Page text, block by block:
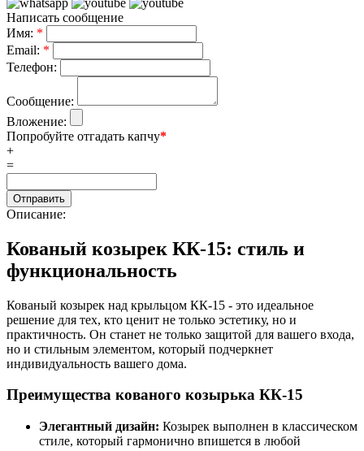
Написать сообщение
Имя: *
Email: *
Телефон:
Сообщение:
Вложение:
Попробуйте отгадать капчу*
+
=
Описание:
Кованый козырек КК-15: стиль и
функциональность
Кованый козырек над крыльцом КК-15 - это идеальное
решение для тех, кто ценит не только эстетику, но и
практичность. Он станет не только защитой для вашего входа,
но и стильным элементом, который подчеркнет
индивидуальность вашего дома.
Преимущества кованого козырька КК-15
Элегантный дизайн: Козырек выполнен в классическом
стиле, который гармонично впишется в любой